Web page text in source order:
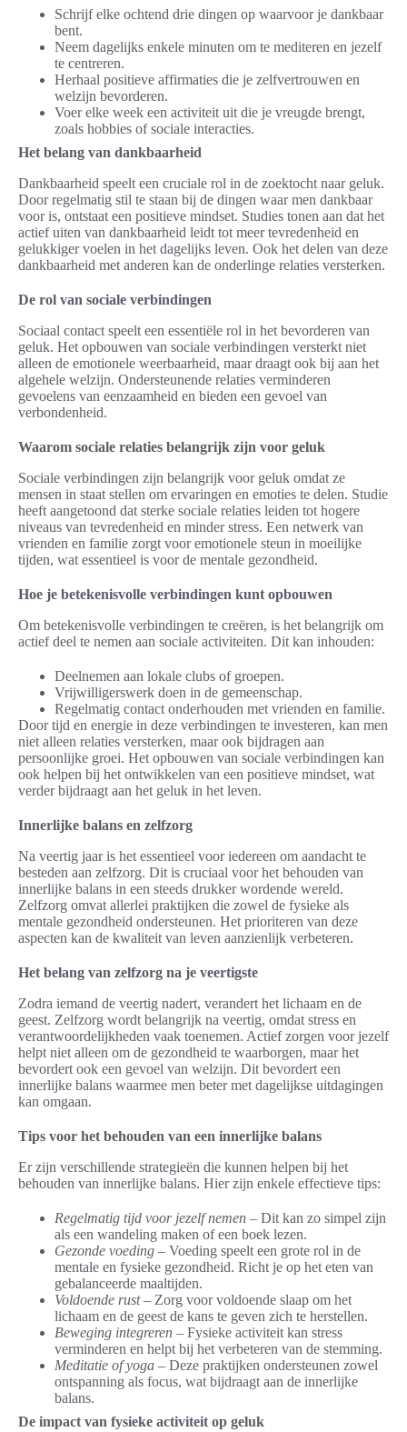
Schrijf elke ochtend drie dingen op waarvoor je dankbaar
bent.
Neem dagelijks enkele minuten om te mediteren en jezelf
te centreren.
Herhaal positieve affirmaties die je zelfvertrouwen en
welzijn bevorderen.
Voer elke week een activiteit uit die je vreugde brengt,
zoals hobbies of sociale interacties.
Het belang van dankbaarheid
Dankbaarheid speelt een cruciale rol in de zoektocht naar geluk.
Door regelmatig stil te staan bij de dingen waar men dankbaar
voor is, ontstaat een positieve mindset. Studies tonen aan dat het
actief uiten van dankbaarheid leidt tot meer tevredenheid en
gelukkiger voelen in het dagelijks leven. Ook het delen van deze
dankbaarheid met anderen kan de onderlinge relaties versterken.
De rol van sociale verbindingen
Sociaal contact speelt een essentiële rol in het bevorderen van
geluk. Het opbouwen van sociale verbindingen versterkt niet
alleen de emotionele weerbaarheid, maar draagt ook bij aan het
algehele welzijn. Ondersteunende relaties verminderen
gevoelens van eenzaamheid en bieden een gevoel van
verbondenheid.
Waarom sociale relaties belangrijk zijn voor geluk
Sociale verbindingen zijn belangrijk voor geluk omdat ze
mensen in staat stellen om ervaringen en emoties te delen. Studie
heeft aangetoond dat sterke sociale relaties leiden tot hogere
niveaus van tevredenheid en minder stress. Een netwerk van
vrienden en familie zorgt voor emotionele steun in moeilijke
tijden, wat essentieel is voor de mentale gezondheid.
Hoe je betekenisvolle verbindingen kunt opbouwen
Om betekenisvolle verbindingen te creëren, is het belangrijk om
actief deel te nemen aan sociale activiteiten. Dit kan inhouden:
Deelnemen aan lokale clubs of groepen.
Vrijwilligerswerk doen in de gemeenschap.
Regelmatig contact onderhouden met vrienden en familie.
Door tijd en energie in deze verbindingen te investeren, kan men
niet alleen relaties versterken, maar ook bijdragen aan
persoonlijke groei. Het opbouwen van sociale verbindingen kan
ook helpen bij het ontwikkelen van een positieve mindset, wat
verder bijdraagt aan het geluk in het leven.
Innerlijke balans en zelfzorg
Na veertig jaar is het essentieel voor iedereen om aandacht te
besteden aan zelfzorg. Dit is cruciaal voor het behouden van
innerlijke balans in een steeds drukker wordende wereld.
Zelfzorg omvat allerlei praktijken die zowel de fysieke als
mentale gezondheid ondersteunen. Het prioriteren van deze
aspecten kan de kwaliteit van leven aanzienlijk verbeteren.
Het belang van zelfzorg na je veertigste
Zodra iemand de veertig nadert, verandert het lichaam en de
geest. Zelfzorg wordt belangrijk na veertig, omdat stress en
verantwoordelijkheden vaak toenemen. Actief zorgen voor jezelf
helpt niet alleen om de gezondheid te waarborgen, maar het
bevordert ook een gevoel van welzijn. Dit bevordert een
innerlijke balans waarmee men beter met dagelijkse uitdagingen
kan omgaan.
Tips voor het behouden van een innerlijke balans
Er zijn verschillende strategieën die kunnen helpen bij het
behouden van innerlijke balans. Hier zijn enkele effectieve tips:
Regelmatig tijd voor jezelf nemen – Dit kan zo simpel zijn
als een wandeling maken of een boek lezen.
Gezonde voeding – Voeding speelt een grote rol in de
mentale en fysieke gezondheid. Richt je op het eten van
gebalanceerde maaltijden.
Voldoende rust– Zorg voor voldoende slaap om het
lichaam en de geest de kans te geven zich te herstellen.
Beweging integreren – Fysieke activiteit kan stress
verminderen en helpt bij het verbeteren van de stemming.
Meditatie of yoga – Deze praktijken ondersteunen zowel
ontspanning als focus, wat bijdraagt aan de innerlijke
balans.
De impact van fysieke activiteit op geluk